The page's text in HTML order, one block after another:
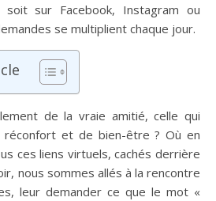
sur Facebook, Instagram ou
se multiplient chaque jour.
de la vraie amitié, celle qui
et de bien-être ? Où en
ces liens virtuels, cachés derrière
nous sommes allés à la rencontre
leur demander ce que le mot «